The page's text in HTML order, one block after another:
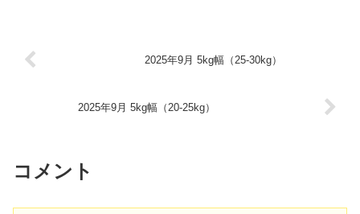
2025年9月 5kg幅（25-30kg）
2025年9月 5kg幅（20-25kg）
コメント